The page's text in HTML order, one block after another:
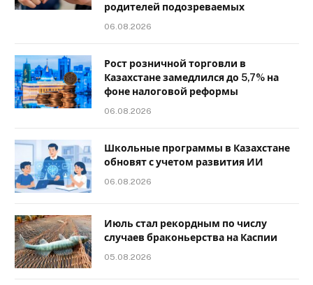
родителей подозреваемых
06.08.2026
Рост розничной торговли в
Казахстане замедлился до 5,7% на
фоне налоговой реформы
06.08.2026
Школьные программы в Казахстане
обновят с учетом развития ИИ
06.08.2026
Июль стал рекордным по числу
случаев браконьерства на Каспии
05.08.2026